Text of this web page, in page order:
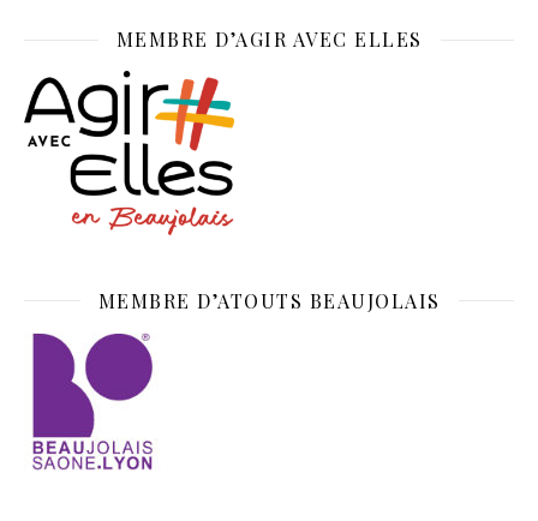
MEMBRE D’AGIR AVEC ELLES
MEMBRE D’ATOUTS BEAUJOLAIS